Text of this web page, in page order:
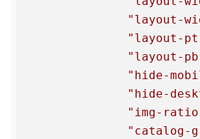
"layout-
"layout-
"layout-
"hide-
"hide-
"img-
"catalog-